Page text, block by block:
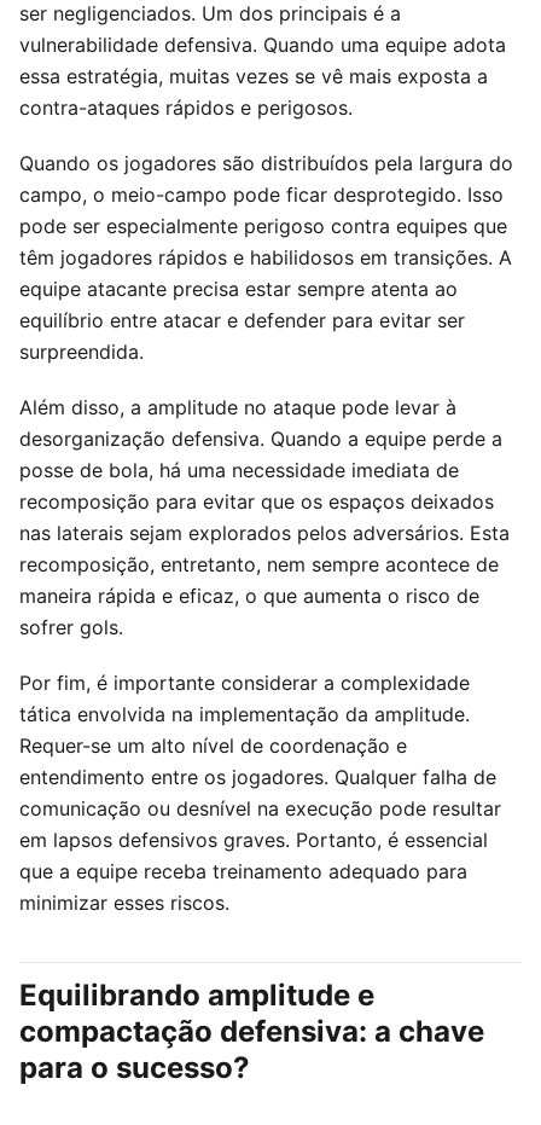
ser negligenciados. Um dos principais é a
vulnerabilidade defensiva. Quando uma equipe adota
essa estratégia, muitas vezes se vê mais exposta a
contra-ataques rápidos e perigosos.
Quando os jogadores são distribuídos pela largura do
campo, o meio-campo pode ficar desprotegido. Isso
pode ser especialmente perigoso contra equipes que
têm jogadores rápidos e habilidosos em transições. A
equipe atacante precisa estar sempre atenta ao
equilíbrio entre atacar e defender para evitar ser
surpreendida.
Além disso, a amplitude no ataque pode levar à
desorganização defensiva. Quando a equipe perde a
posse de bola, há uma necessidade imediata de
recomposição para evitar que os espaços deixados
nas laterais sejam explorados pelos adversários. Esta
recomposição, entretanto, nem sempre acontece de
maneira rápida e eficaz, o que aumenta o risco de
sofrer gols.
Por fim, é importante considerar a complexidade
tática envolvida na implementação da amplitude.
Requer-se um alto nível de coordenação e
entendimento entre os jogadores. Qualquer falha de
comunicação ou desnível na execução pode resultar
em lapsos defensivos graves. Portanto, é essencial
que a equipe receba treinamento adequado para
minimizar esses riscos.
Equilibrando amplitude e
compactação defensiva: a chave
para o sucesso?